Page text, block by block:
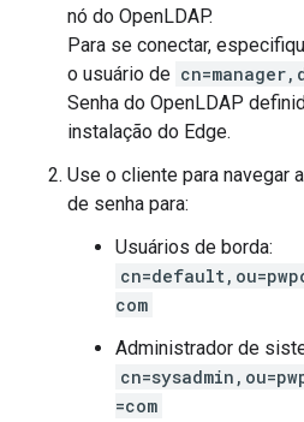
nó do OpenLDAP.
Para se conectar,
o usuário de
Senha do OpenLDAP
instalação do Edge.
Use o cliente para navegar
de senha para:
Usuários de borda:
com
Administrador de
=com